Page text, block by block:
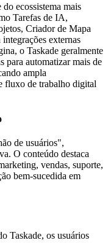
ecossistema mais
Tarefas de IA,
Criador de Mapa
externas
o Taskade geralmente
para automatizar mais de
ampla
fluxo de trabalho digital
de usuários",
O conteúdo destaca
vendas, suporte,
bem-sucedida em
Taskade, os usuários